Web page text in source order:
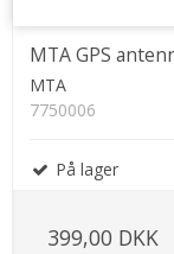
MTA GPS
MTA
7750006
På lager
399,00 DKK